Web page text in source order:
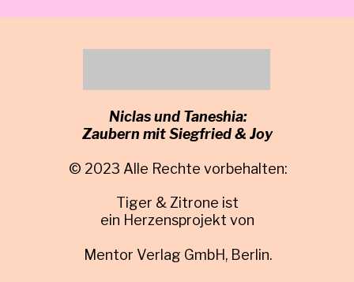
Niclas und Taneshia:
Zaubern mit Siegfried & Joy
© 2023 Alle Rechte vorbehalten:
Tiger & Zitrone ist
ein Herzensprojekt von
Mentor Verlag GmbH, Berlin.